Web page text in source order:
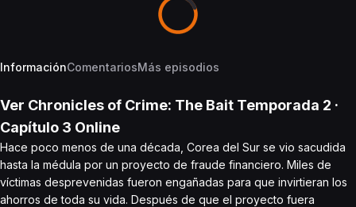
InformaciónComentariosMás episodios
Ver Chronicles of Crime: The Bait Temporada 2 ·
Capítulo 3 Online
Hace poco menos de una década, Corea del Sur se vio sacudida
hasta la médula por un proyecto de fraude financiero. Miles de
víctimas desprevenidas fueron engañadas para que invirtieran los
ahorros de toda su vida. Después de que el proyecto fuera